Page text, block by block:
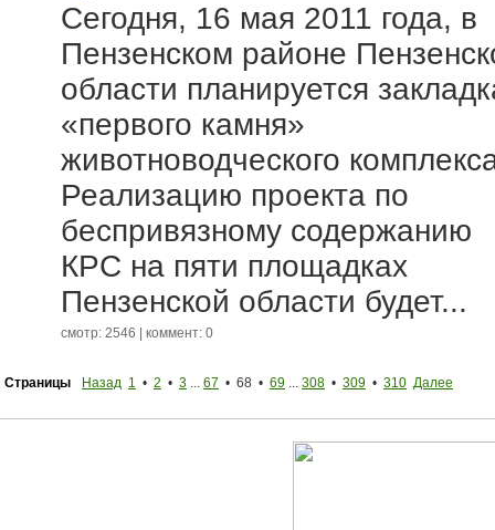
Сегодня, 16 мая 2011 года, в
Пензенском районе
области планируется
«первого камня»
животноводческого
Реализацию проекта по
беспривязному содержанию
КРС на пяти площадках
Пензенской области будет...
смотр: 2546 | коммент: 0
Страницы Назад 1 • 2 • 3 ... 67 • 68 • 69 ... 308 • 309 • 310 Далее